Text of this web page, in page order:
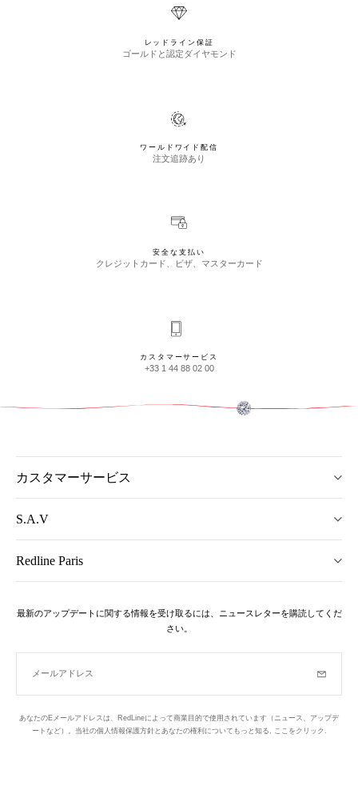
レッドライン保証
ゴールドと認定ダイヤモンド
ワールドワイド配信
注文追跡あり
安全な支払い
クレジットカード、ビザ、マスターカード
カスタマーサービス
+33 1 44 88 02 00
カスタマーサービス
S.A.V
Redline Paris
最新のアップデートに関する情報を受け取るには、ニュースレターを購読してくだ
さい。
メールアドレス
あなたのEメールアドレスは、RedLineによって商業目的で使用されています（ニュース、アップデ
ートなど）。当社の個人情報保護方針とあなたの権利についてもっと知る,
ここをクリック